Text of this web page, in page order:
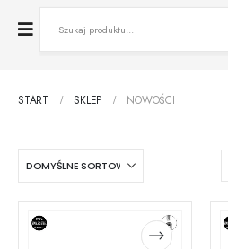
START SKLEP NOWOŚCI